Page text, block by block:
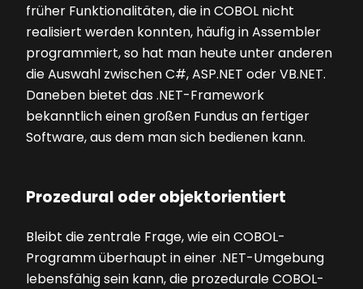
früher Funktionalitäten, die in COBOL nicht
realisiert werden konnten, häufig in Assembler
programmiert, so hat man heute unter anderen
die Auswahl zwischen C#, ASP.NET oder VB.NET.
Daneben bietet das .NET-Framework
bekanntlich einen großen Fundus an fertiger
Software, aus dem man sich bedienen kann.
Prozedural oder objektorientiert
Bleibt die zentrale Frage, wie ein COBOL-
Programm überhaupt in einer .NET-Umgebung
lebensfähig sein kann, die prozedurale COBOL-